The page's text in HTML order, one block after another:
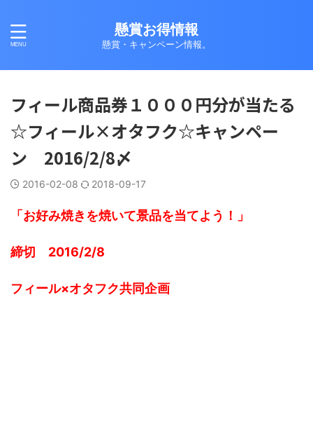
懸賞お得情報
懸賞・キャンペーン情報。
フィール商品券１０００円分が当たる
☆フィール×オタフク☆キャンペー
ン 2016/2/8〆
2016-02-08 2018-09-17
「お好み焼きを焼いて景品を当てよう！」
締切 2016/2/8
フィール×オタフク共同企画